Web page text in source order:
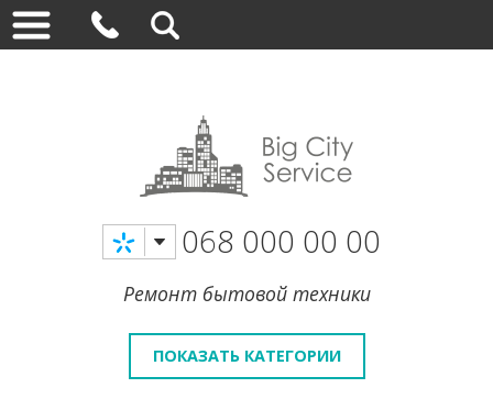
068 000 00 00
Ремонт бытовой техники
ПОКАЗАТЬ КАТЕГОРИИ